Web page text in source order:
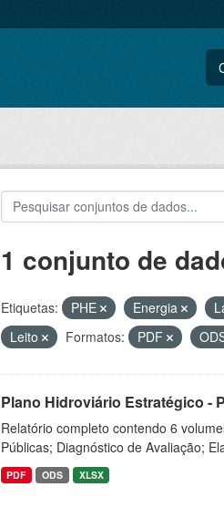
1 conjunto de
Etiquetas: PHE Energia
Leito
Formatos: PDF
Plano Hidroviário Estratégico -
Relatório completo contendo 6
Públicas; Diagnóstico de Avaliação;
PDF ODS XLSX